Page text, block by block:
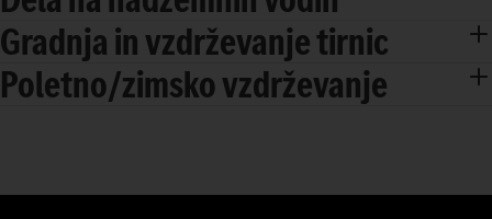
Gradnja in vzdrževanje tirnic
Poletno/zimsko vzdrževanje